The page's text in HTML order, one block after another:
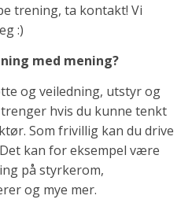
trening, ta kontakt! Vi
:)
med mening?
og veiledning, utstyr og
hvis du kunne tenkt
Som frivillig kan du drive
kan for eksempel være
på styrkerom,
og mye mer.